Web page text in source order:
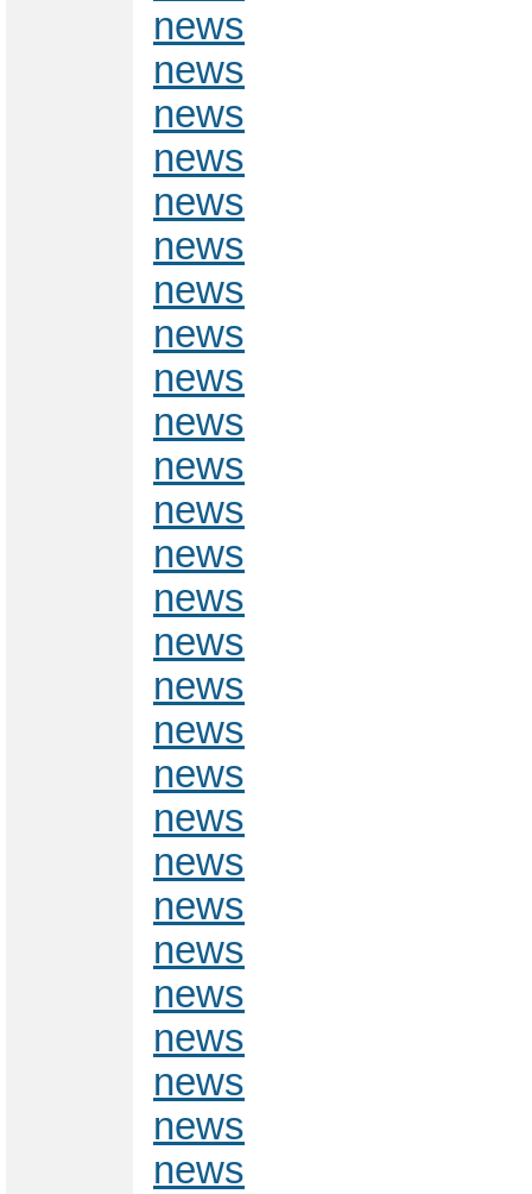
news
news
news
news
news
news
news
news
news
news
news
news
news
news
news
news
news
news
news
news
news
news
news
news
news
news
news